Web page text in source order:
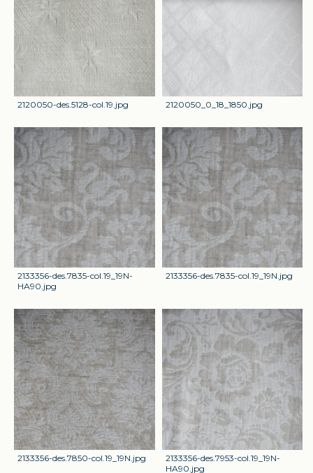
2120050-des.5128-col.19.jpg 2120050_0_18_1850.jpg
2133356-des.7835-col.19_19N-
HA90.jpg
2133356-des.7835-col.19_19N.jpg
2133356-des.7850-col.19_19N.jpg
2133356-des.7953-col.19_19N-
HA90.jpg